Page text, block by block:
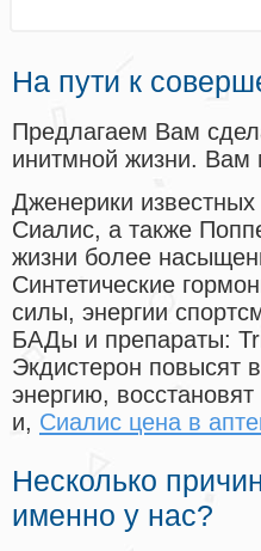
На пути к
Предлагаем Вам
инитмной жизни. Вам
Дженерики
Сиалис, а также
жизни более
Синтетические
силы, энергии
БАДы и препараты:
Экдистерон повысят
энергию,
и, Сиалис цена в
Несколько
именно у нас?